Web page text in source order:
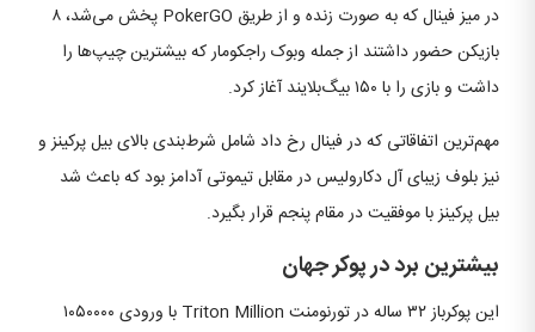
در میز فینال که به صورت زنده و از طریق PokerGO پخش می‌شد، ۸
بازیکن حضور داشتند از جمله وبوک راجکومار که بیشترین چیپ‌ها را
داشت و بازی را با ۱۵۰ بیگ‌بلایند آغاز کرد.
مهم‌ترین اتفاقاتی که در فینال رخ داد شامل شرط‌بندی بالای بیل پرکینز و
نیز بلوف زیبای آل دکارولیس در مقابل تیموتی آدامز بود که باعث شد
بیل پرکینز با موفقیت در مقام پنجم قرار بگیرد.
بیشترین برد در پوکر جهان
این پوکرباز ۳۲ ساله در تورنومنت Triton Million با ورودی ۱۰۵۰۰۰۰